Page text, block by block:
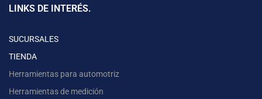
LINKS DE INTERÉS.
SUCURSALES
TIENDA
Herramientas para automotriz
Herramientas de medición